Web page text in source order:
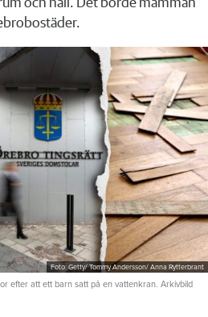
och hall. Det borde mamman
Foto: Getty/ Tommy Andersson/ Anna Rytterbrant
efter att ett barn satt på en vattenkran. Arkivbild